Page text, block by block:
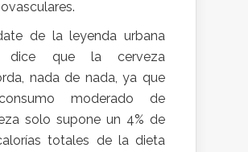
de la leyenda urbana
dice que la cerveza
nada de nada, ya que
moderado de
solo supone un 4% de
totales de la dieta